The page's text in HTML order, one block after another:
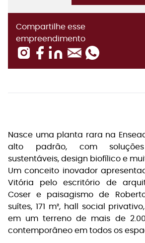
Compartilhe esse
empreendimento
Nasce uma planta rara na
alto padrão, com soluções
sustentáveis, design biofílico e
Um conceito inovador
Vitória pelo escritório de
Coser e paisagismo de
suítes, 171 m², hall social
em um terreno de mais de
contemporâneo em todos os